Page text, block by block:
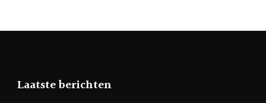
Laatste berichten